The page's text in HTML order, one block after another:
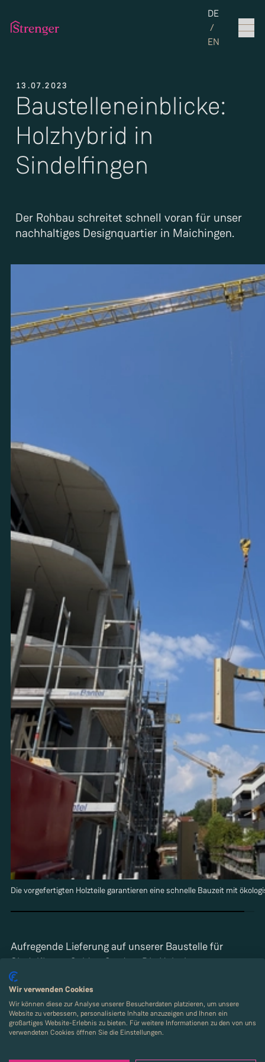
Set the
DE
/
EN
13.07.2023
Baustelleneinblicke:
Holzhybrid in
Sindelfingen
Der Rohbau schreitet schnell voran für unser
nachhaltiges Designquartier in Maichingen.
Die vorgefertigten Holzteile garantieren eine schnelle Bauzeit mit
Aufregende Lieferung auf unserer Baustelle für
Sindelfingen Golden Garden: Die Holzelemente
werden angeliefert! Das nachhaltige Designquartier
wird im KfW40-EE-Standard in Holz-Hybrid-Bauweise
errichtet. Damit haben Sie Anspruch auf einen KfW-
Sonderkredit bis zu 100.000 Euro zu Zinsen ab ca. 0,5
%. Noch ökologischer wird unser Quartier durch den
Wir verwenden Cookies
Wir können diese zur Analyse unserer Besucherdaten platzieren, um unsere
Website zu verbessern, personalisierte Inhalte anzuzeigen und Ihnen ein
großartiges Website-Erlebnis zu bieten. Für weitere Informationen zu den von uns
verwendeten Cookies öffnen Sie die Einstellungen.